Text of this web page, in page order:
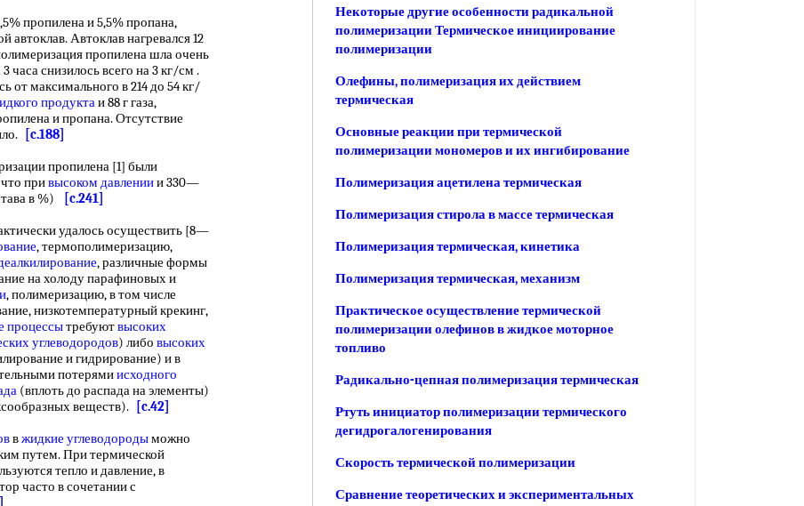
пропилена и 5,5% пропана,
Автоклав нагревался 12
пропилена шла очень
часа снизилось всего на 3 кг/см .
от максимального в 214 до 54 кг/
продуктаи 88 г газа,
и пропана. Отсутствие
[c.188]
пропилена [1] были
привысоком давлениии 330—
в %)
[c.241]
удалось осуществить [8—
, термополимеризацию,
, различные формы
на холоду парафиновых и
, полимеризацию, в том числе
низкотемпературный крекинг,
процессытребуютвысоких
углеводородов) либо высоких
и гидрирование) и в
потерямиисходного
(вплоть до распада на элементы)
веществ).
[c.42]
вжидкие углеводородыможно
путем. При термической
тепло и давление, в
часто в сочетании с
Некоторые другие особенности радикальной
полимеризации Термическое инициирование
полимеризации
Олефины, полимеризация их действием
термическая
Основные реакции при термической
полимеризации мономеров и их ингибирование
Полимеризация ацетилена термическая
Полимеризация стирола в массе термическая
Полимеризация термическая, кинетика
Полимеризация термическая, механизм
Практическое осуществление термической
полимеризации олефинов в жидкое моторное
топливо
Радикально-цепная полимеризация термическая
Ртуть инициатор полимеризации термического
дегидрогалогенирования
Скорость термической полимеризации
Сравнение теоретических и экспериментальных